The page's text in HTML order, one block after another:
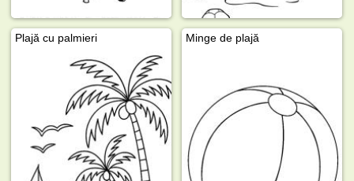
Plajă cu palmieri Minge de plajă